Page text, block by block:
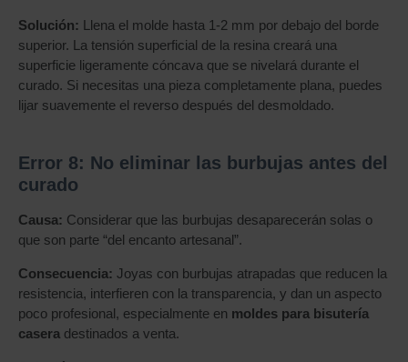
Solución: Llena el molde hasta 1-2 mm por debajo del borde
superior. La tensión superficial de la resina creará una
superficie ligeramente cóncava que se nivelará durante el
curado. Si necesitas una pieza completamente plana, puedes
lijar suavemente el reverso después del desmoldado.
Error 8: No eliminar las burbujas antes del
curado
Causa: Considerar que las burbujas desaparecerán solas o
que son parte “del encanto artesanal”.
Consecuencia: Joyas con burbujas atrapadas que reducen la
resistencia, interfieren con la transparencia, y dan un aspecto
poco profesional, especialmente en moldes para bisutería
casera destinados a venta.